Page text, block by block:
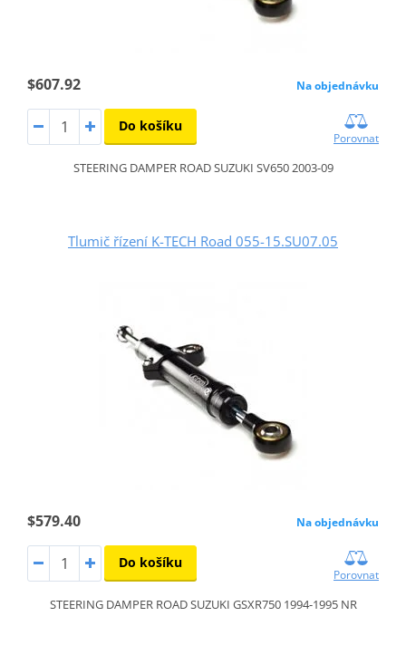
$607.92 Na objednávku
Do košíku
Porovnat
STEERING DAMPER ROAD SUZUKI SV650 2003-09
Tlumič řízení K-TECH Road 055-15.SU07.05
$579.40 Na objednávku
Do košíku
Porovnat
STEERING DAMPER ROAD SUZUKI GSXR750 1994-1995 NR